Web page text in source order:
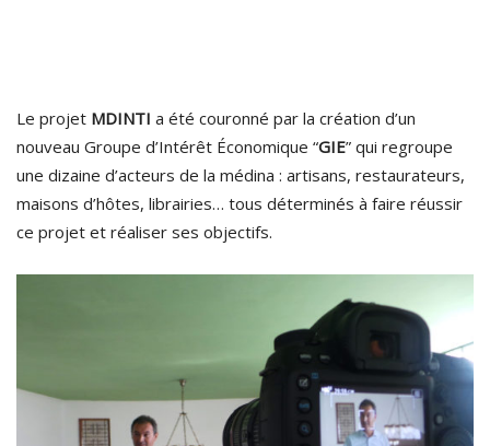
Le projet MDINTI a été couronné par la création d’un
nouveau Groupe d’Intérêt Économique “GIE” qui regroupe
une dizaine d’acteurs de la médina : artisans, restaurateurs,
maisons d’hôtes, librairies… tous déterminés à faire réussir
ce projet et réaliser ses objectifs.